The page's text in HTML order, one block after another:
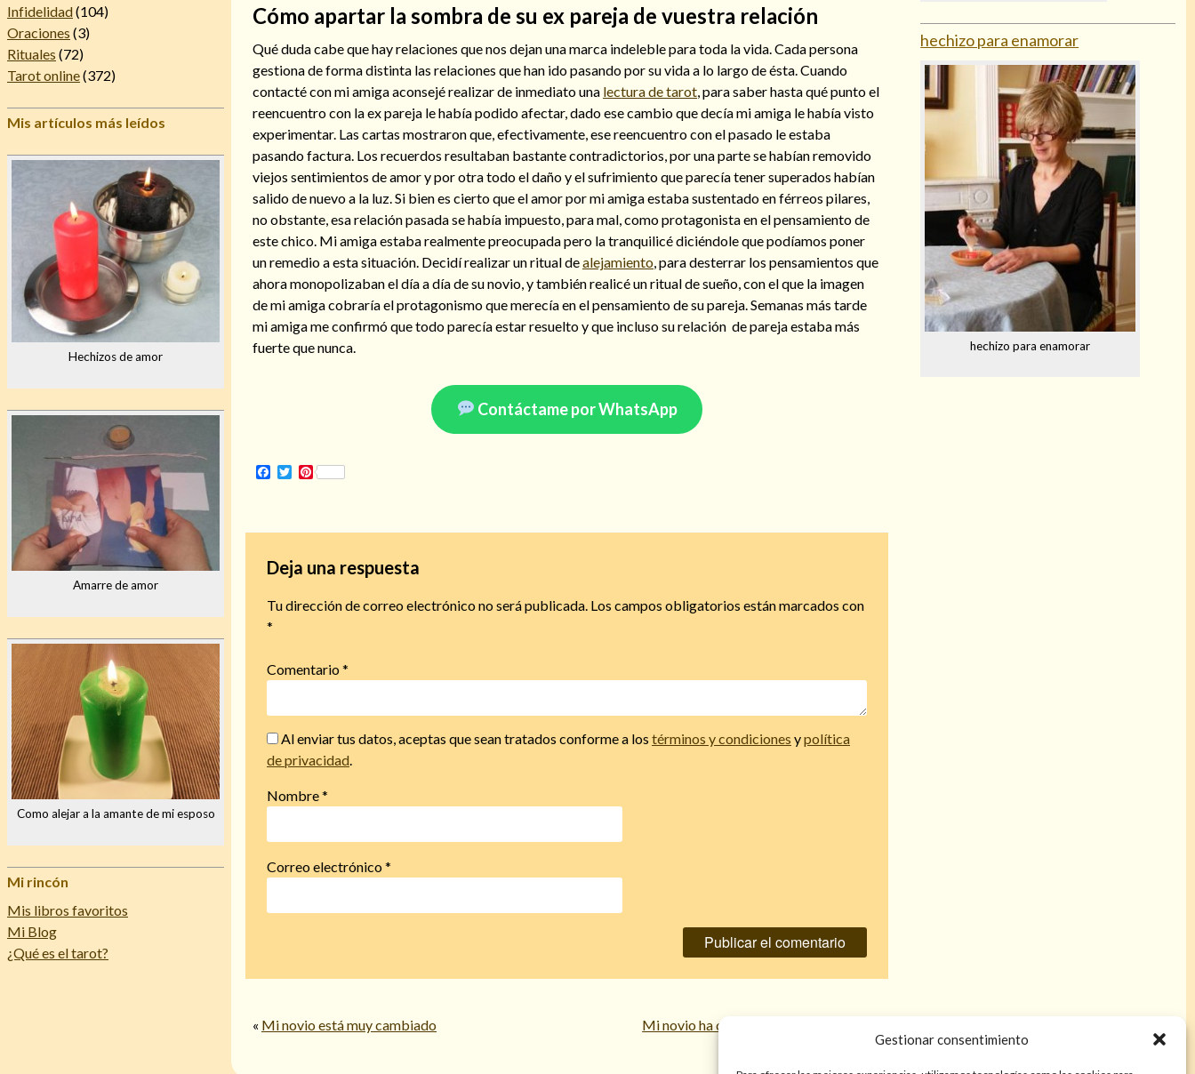
Gestionar consentimiento
Infidelidad(104)
Oraciones (3)
Rituales (72)
Tarot online(372)
Mis artículos más leídos
Hechizos de amor
Amarre de amor
Como alejar a la amante de mi esposo
Mi rincón
Mis libros favoritos
Mi Blog
¿Qué es el tarot?
Cómo apartar la sombra de su ex pareja de vuestra relación
Qué duda cabe que hay relaciones que nos dejan una marca indeleble para toda la vida. Cada persona
gestiona de forma distinta las relaciones que han ido pasando por su vida a lo largo de ésta. Cuando
contacté con mi amiga aconsejé realizar de inmediato una lectura de tarot , para saber hasta qué punto el
reencuentro con la ex pareja le había podido afectar, dado ese cambio que decía mi amiga le había visto
experimentar. Las cartas mostraron que, efectivamente, ese reencuentro con el pasado le estaba
pasando factura. Los recuerdos resultaban bastante contradictorios, por una parte se habían removido
viejos sentimientos de amor y por otra todo el daño y el sufrimiento que parecía tener superados habían
salido de nuevo a la luz. Si bien es cierto que el amor por mi amiga estaba sustentado en férreos pilares,
no obstante, esa relación pasada se había impuesto, para mal, como protagonista en el pensamiento de
este chico. Mi amiga estaba realmente preocupada pero la tranquilicé diciéndole que podíamos poner
un remedio a esta situación. Decidí realizar un ritual dealejamiento , para desterrar los pensamientos que
ahora monopolizaban el día a día de su novio, y también realicé un ritual de sueño, con el que la imagen
de mi amiga cobraría el protagonismo que merecía en el pensamiento de su pareja. Semanas más tarde
mi amiga me confirmó que todo parecía estar resuelto y que incluso su relación de pareja estaba más
fuerte que nunca.
Contáctame por WhatsApp
Facebook
Twitter
Pinterest
Deja una respuesta
Tu dirección de correo electrónico no será publicada. Los campos obligatorios están marcados con
*
Comentario*
Al enviar tus datos, aceptas que sean tratados conforme a los términos y condiciones ypolítica
de privacidad
Nombre*
Correo electrónico*
« Mi novio está muy cambiado Mi novio ha cancelado nuestra boda
hechizo para enamorar
hechizo para enamorar